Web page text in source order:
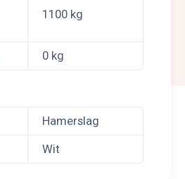
1100 kg
0 kg
Hamerslag
Wit